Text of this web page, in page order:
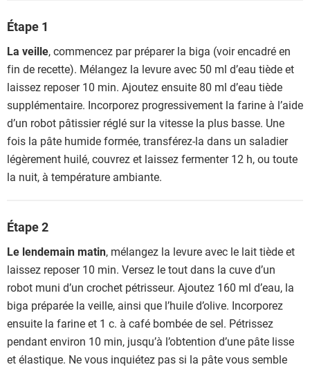
Étape 1
La veille, commencez par préparer la biga (voir encadré en
fin de recette). Mélangez la levure avec 50 ml d’eau tiède et
laissez reposer 10 min. Ajoutez ensuite 80 ml d’eau tiède
supplémentaire. Incorporez progressivement la farine à l’aide
d’un robot pâtissier réglé sur la vitesse la plus basse. Une
fois la pâte humide formée, transférez-la dans un saladier
légèrement huilé, couvrez et laissez fermenter 12 h, ou toute
la nuit, à température ambiante.
Étape 2
Le lendemain matin, mélangez la levure avec le lait tiède et
laissez reposer 10 min. Versez le tout dans la cuve d’un
robot muni d’un crochet pétrisseur. Ajoutez 160 ml d’eau, la
biga préparée la veille, ainsi que l’huile d’olive. Incorporez
ensuite la farine et 1 c. à café bombée de sel. Pétrissez
pendant environ 10 min, jusqu’à l’obtention d’une pâte lisse
et élastique. Ne vous inquiétez pas si la pâte vous semble